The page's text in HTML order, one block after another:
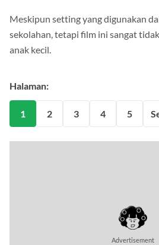
Meskipun setting yang digunakan
sekolahan, tetapi film ini sangat
anak kecil.
Halaman:
1 2 3 4 5
Advertisement